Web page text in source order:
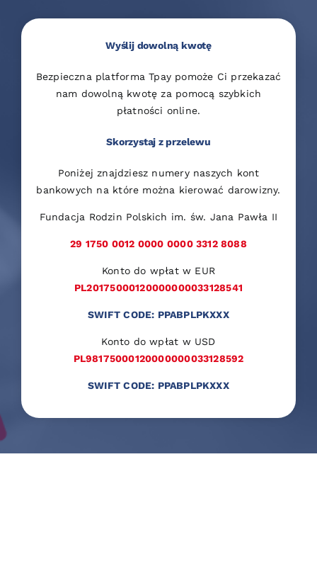
Wyślij dowolną kwotę
Bezpieczna platforma Tpay pomoże Ci przekazać
nam dowolną kwotę za pomocą szybkich
płatności online.
Skorzystaj z przelewu
Poniżej znajdziesz numery naszych kont
bankowych na które można kierować darowizny.
Fundacja Rodzin Polskich im. św. Jana Pawła II
29 1750 0012 0000 0000 3312 8088
Konto do wpłat w EUR
PL20175000120000000033128541
SWIFT CODE: PPABPLPKXXX
Konto do wpłat w USD
PL98175000120000000033128592
SWIFT CODE: PPABPLPKXXX